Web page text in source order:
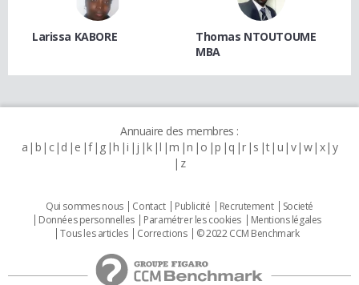
Larissa KABORE
Thomas NTOUTOUME
MBA
Annuaire des membres :
a b c d e f g h i j k l m n o p q r s t u v w x y
z
Qui sommes nous Contact Publicité Recrutement
Societé
Données personnelles
Paramétrer les cookies
Mentions légales
Tous les articles
Corrections © 2022 CCM Benchmark